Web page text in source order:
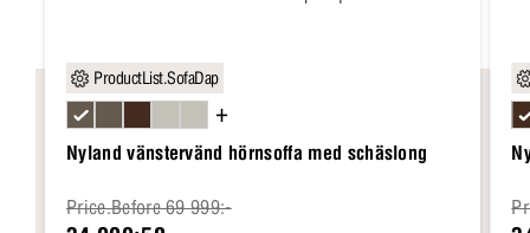
ProductList.SofaDap
Nyland vänstervänd hörnsoffa med schäslong
Price.Before 69 999:-
+